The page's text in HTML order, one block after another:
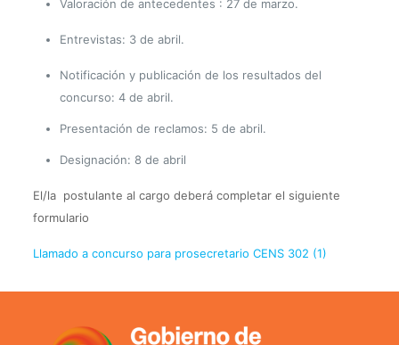
Valoración de antecedentes : 27 de marzo.
Entrevistas: 3 de abril.
Notificación y publicación de los resultados del
concurso: 4 de abril.
Presentación de reclamos: 5 de abril.
Designación: 8 de abril
El/la postulante al cargo deberá completar el siguiente
formulario
Llamado a concurso para prosecretario CENS 302 (1)